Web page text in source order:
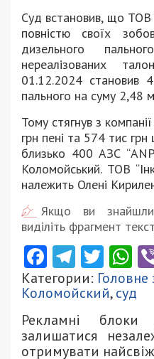
Суд встановив, що ТОВ
повністю своїх
дизельного
нереалізованих
01.12.2024 становив
пального на суму 2,48
Тому стягнув з
грн пені та 574 тис
близько 400 АЗС
Коломойський. ТОВ
належить Олені
Якщо ви
виділіть фрагмент
Facebook
Категории: Головне
Коломойский,суд
Рекламні
залишатися
отримувати